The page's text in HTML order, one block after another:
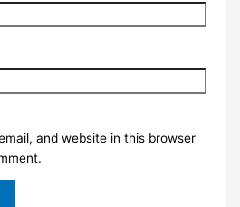
and website in this browser